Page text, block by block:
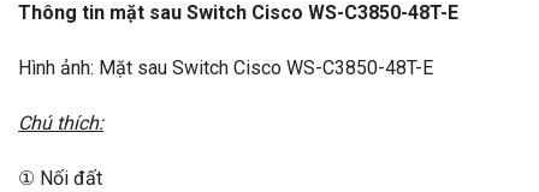
Thông tin mặt sau Switch Cisco WS-C3850-48T-E
Hình ảnh: Mặt sau Switch Cisco WS-C3850-48T-E
Chú thích:
① Nối đất